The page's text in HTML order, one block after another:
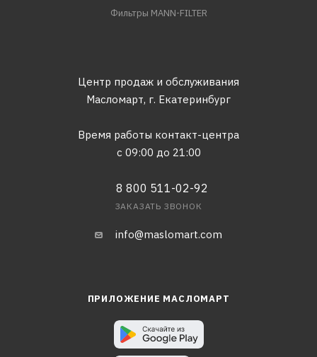
Фильтры MANN-FILTER
Центр продаж и обслуживания
Масломарт, г. Екатеринбург
Время работы контакт-центра
с 09:00 до 21:00
8 800 511-02-92
ЗАКАЗАТЬ ЗВОНОК
info@maslomart.com
ПРИЛОЖЕНИЕ МАСЛОМАРТ